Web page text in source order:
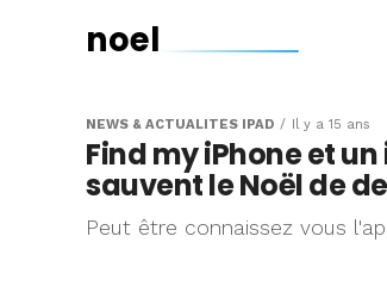
NOEL
devant
sur
Je ne vous
noel
NEWS & ACTUALITÉS IPAD Il y a 15 ans
Find my iPhone et un
sauvent le Noël de
Peut être connaissez vous